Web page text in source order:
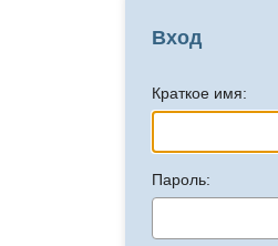
Вход
Краткое имя:
Пароль: